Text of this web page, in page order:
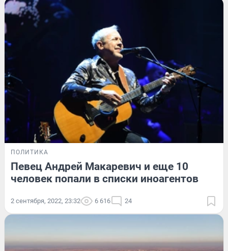
ПОЛИТИКА
Певец Андрей Макаревич и еще 10
человек попали в списки иноагентов
2 сентября, 2022, 23:32 6 616 24